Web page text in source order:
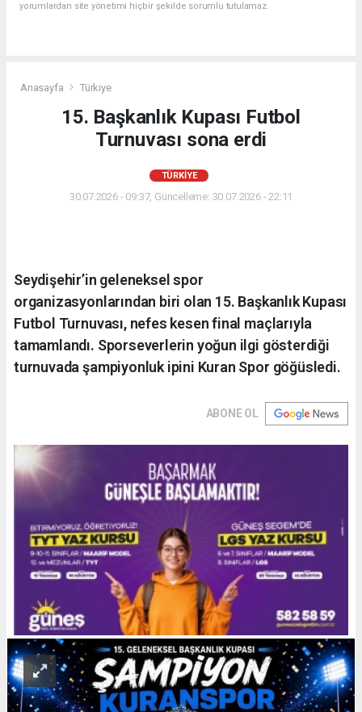
yorumlardan site yönetimi hiçbir şekilde sorumlu tutulamaz.
Anasayfa Türkiye
15. Başkanlık Kupası Futbol
Turnuvası sona erdi
TÜRKIYE
30.07.2026 - 09:37, Güncelleme: 30.07.2026 - 22:11
Seydişehir’in geleneksel spor
organizasyonlarından biri olan 15. Başkanlık Kupası
Futbol Turnuvası, nefes kesen final maçlarıyla
tamamlandı. Sporseverlerin yoğun ilgi gösterdiği
turnuvada şampiyonluk ipini Kuran Spor göğüsledi.
ABONE OL